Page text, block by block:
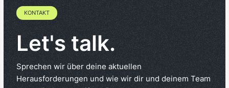
KONTAKT
Let's talk.
Sprechen wir über deine aktuellen
Herausforderungen und wie wir dir und deinem Team